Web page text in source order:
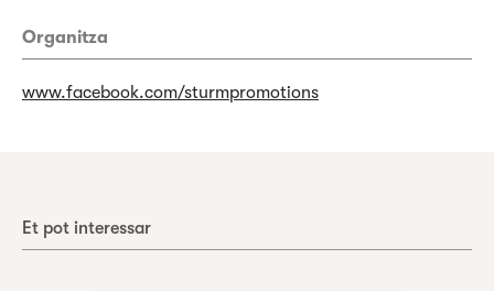
Organitza
www.facebook.com/sturmpromotions
Et pot interessar